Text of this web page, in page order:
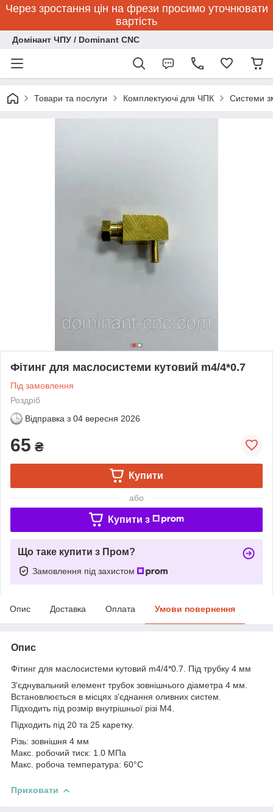
Через зростання цін на фрези просимо уточнювати
вартість
Домінант ЧПУ / Dominant CNC
Товари та послуги Комплектуючі для ЧПК Системи
Фітинг для маслосистеми кутовий m4/4*0.7
Під замовлення
Роздріб
Відправка з 04 вересня 2026
65 ₴
Купити
або
Купити з
Що таке купити з Пром?
Замовлення під захистом
Опис Доставка Оплата Умови повернення
Опис
Фітинг для маслосистеми кутовий m4/4*0.7. Під трубку 4 мм
З'єднувальний елемент трубок зовнішнього діаметра 4 мм.
Встановлюється в місцях з'єднання оливних систем.
Підходить під розмір внутрішньої різі М4.
Підходить під 20 та 25 каретку.
Різь: зовнішня 4 мм
Макс. робочий тиск: 1.0 МПа
Макс. робоча температура: 60°С
Приховати